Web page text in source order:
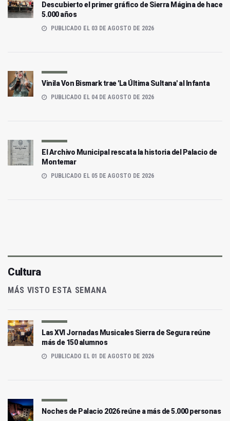
Descubierto el primer gráfico de Sierra Mágina de hace
5.000 años
PUBLICADO EL 03 DE AGOSTO DE 2026
Vinila Von Bismark trae 'La Última Sultana' al Infanta
PUBLICADO EL 04 DE AGOSTO DE 2026
El Archivo Municipal rescata la historia del Palacio de
Montemar
PUBLICADO EL 05 DE AGOSTO DE 2026
Cultura
MÁS VISTO ESTA SEMANA
Las XVI Jornadas Musicales Sierra de Segura reúne
más de 150 alumnos
PUBLICADO EL 01 DE AGOSTO DE 2026
Noches de Palacio 2026 reúne a más de 5.000 personas